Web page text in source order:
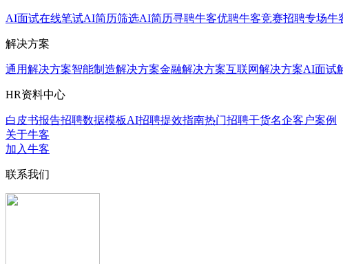
AI面试在线笔试AI简历筛选AI简历寻聘牛客优聘牛客竞赛招聘专场牛
解决方案
通用解决方案智能制造解决方案金融解决方案互联网解决方案AI面试
HR资料中心
白皮书报告招聘数据模板AI招聘提效指南热门招聘干货名企客户案例
关于牛客
加入牛客
联系我们